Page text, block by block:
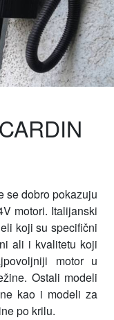
se dobro pokazuju
motori. Italijanski
koji su specifični
ali i kvalitetu koji
motor u
Ostali modeli
kao i modeli za
po krilu.